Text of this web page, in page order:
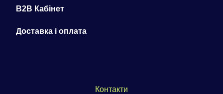
B2B Кабінет
Доставка і оплата
Контакти